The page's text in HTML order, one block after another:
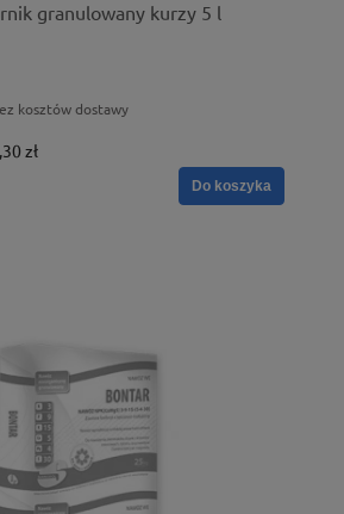
granulowany kurzy 5 l
kosztów dostawy
zł
Do koszyka